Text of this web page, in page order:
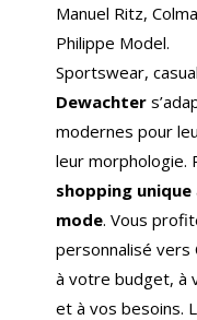
Manuel Ritz,
Philippe Model.
Sportswear,
Dewachter
modernes pour
leur morphologie.
shopping unique
mode. Vous
personnalisé vers
à votre budget, à
et à vos besoins.